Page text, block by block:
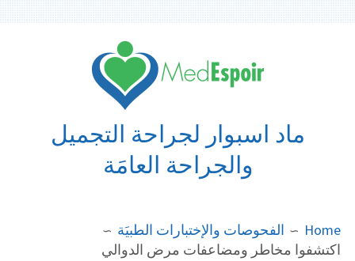
ماد اسبوار لجراحة التجميل
والجراحة العامَة
Home
الفحوصات والإختبارات الطبيَة
اكتشفوا مخاطر ومضاعفات مرض الدوالي